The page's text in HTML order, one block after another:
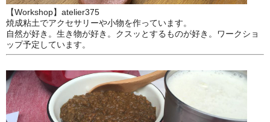
【Workshop】atelier375
焼成粘土でアクセサリーや小物を作っています。
自然が好き。生き物が好き。クスッとするものが好き。ワークショ
ップ予定しています。